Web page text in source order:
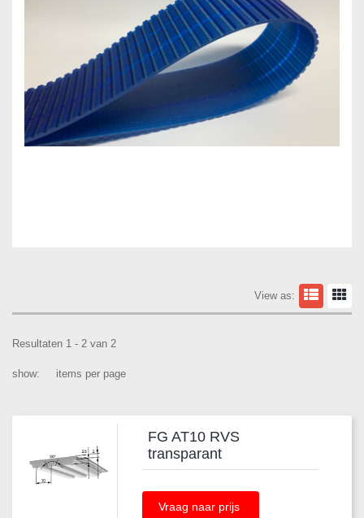
View as:
Resultaten 1 - 2 van 2
show: items per page
FG AT10 RVS
transparant
Vraag naar prijs